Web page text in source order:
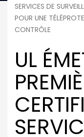
SERVICES DE
POUR UNE
CONTRÔLE
UL